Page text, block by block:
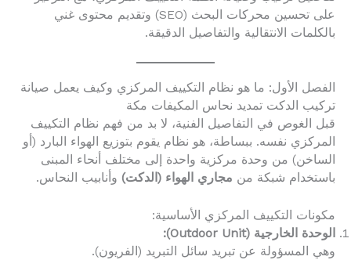
على تحسين محركات البحث (SEO) وتقديم محتوى غني
بالكلمات الانتقالية والتفاصيل الدقيقة.
الفصل الأول: ما هو نظام التكييف المركزي وكيف يعمل صيانة
تركيب الدكت تمديد نحاس المكيفات مكة
قبل الغوص في التفاصيل الفنية، لا بد من فهم نظام التكييف
المركزي نفسه. ببساطة، هو نظام يقوم بتوزيع الهواء البارد (أو
الساخن) من وحدة مركزية واحدة إلى مختلف أنحاء المبنى
باستخدام شبكة من مجاري الهواء (الدكت) وأنابيب النحاس.
مكونات التكييف المركزي الأساسية:
الوحدة الخارجية (Outdoor Unit):
وهي المسؤولة عن تبريد سائل التبريد (الفريون).